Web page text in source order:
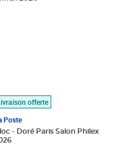
offerte
Poste
- Doré Paris Salon Philex